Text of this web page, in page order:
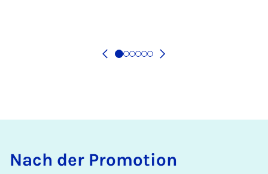
Nach der Promotion